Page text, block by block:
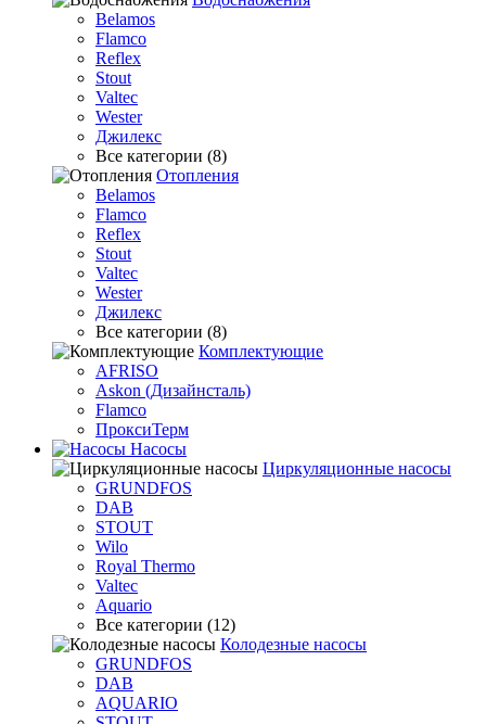
Belamos
Flamco
Reflex
Stout
Valtec
Wester
Джилекс
Все категории (8)
Отопления
Belamos
Flamco
Reflex
Stout
Valtec
Wester
Джилекс
Все категории (8)
Комплектующие
AFRISO
Askon (Дизайнсталь)
Flamco
ПроксиТерм
Насосы
Циркуляционные насосы
GRUNDFOS
DAB
STOUT
Wilo
Royal Thermo
Valtec
Aquario
Все категории (12)
Колодезные насосы
GRUNDFOS
DAB
AQUARIO